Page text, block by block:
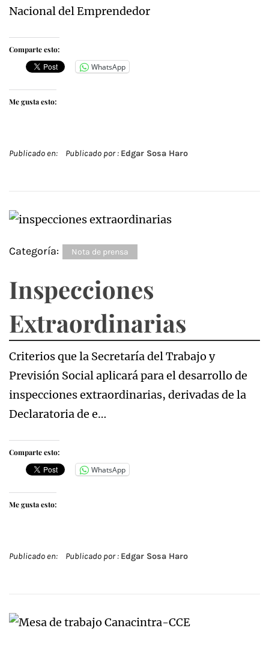
Nacional del Emprendedor
Comparte esto:
WhatsApp
Me gusta esto:
Publicado en: Publicado por : Edgar Sosa Haro
Categoría: Nota de prensa
Inspecciones
Extraordinarias
Criterios que la Secretaría del Trabajo y
Previsión Social aplicará para el desarrollo de
inspecciones extraordinarias, derivadas de la
Declaratoria de e…
Comparte esto:
WhatsApp
Me gusta esto:
Publicado en: Publicado por : Edgar Sosa Haro